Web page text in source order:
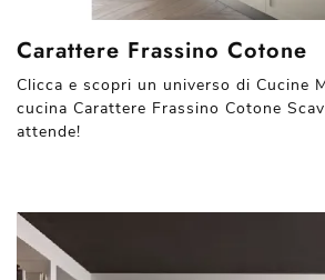
Carattere Frassino Cotone
Clicca e scopri un universo di Cucine
cucina Carattere Frassino Cotone
attende!